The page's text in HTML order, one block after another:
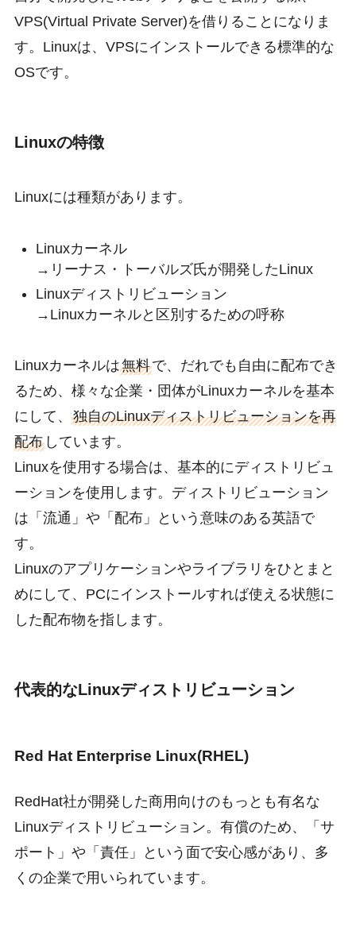
VPS(Virtual Private Server)を借りることになりま
す。Linuxは、VPSにインストールできる標準的な
OSです。
Linuxの特徴
Linuxには種類があります。
Linuxカーネル
→リーナス・トーバルズ氏が開発したLinux
Linuxディストリビューション
→Linuxカーネルと区別するための呼称
Linuxカーネルは無料で、だれでも自由に配布でき
るため、様々な企業・団体がLinuxカーネルを基本
にして、 独自のLinuxディストリビューションを再
配布しています。
Linuxを使用する場合は、基本的にディストリビュ
ーションを使用します。ディストリビューション
は「流通」や「配布」という意味のある英語で
す。
Linuxのアプリケーションやライブラリをひとまと
めにして、PCにインストールすれば使える状態に
した配布物を指します。
代表的なLinuxディストリビューション
Red Hat Enterprise Linux(RHEL)
RedHat社が開発した商用向けのもっとも有名な
Linuxディストリビューション。有償のため、「サ
ポート」や「責任」という面で安心感があり、多
くの企業で用いられています。